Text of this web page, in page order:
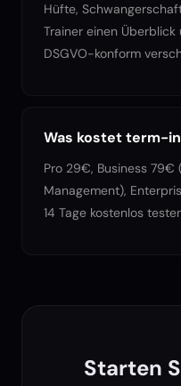
Hüfte,
Trainer einen
DSGVO-konform
Was kostet term-
Pro 29€, Business 79€
Management),
14 Tage kostenlos
Starten